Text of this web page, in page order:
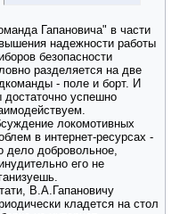
Гапановича" в части
надежности работы
безопасности
разделяется на две
- поле и борт. И
успешно
локомотивных
в интернет-ресурсах -
дело добровольное,
его не
В.А.Гапановичу
кладется на стол